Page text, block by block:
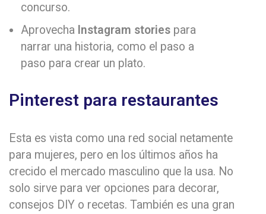
concurso.
Aprovecha Instagram stories para
narrar una historia, como el paso a
paso para crear un plato.
Pinterest para restaurantes
Esta es vista como una red social netamente
para mujeres, pero en los últimos años ha
crecido el mercado masculino que la usa. No
solo sirve para ver opciones para decorar,
consejos DIY o recetas. También es una gran